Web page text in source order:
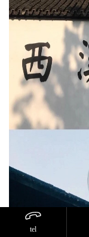

tel